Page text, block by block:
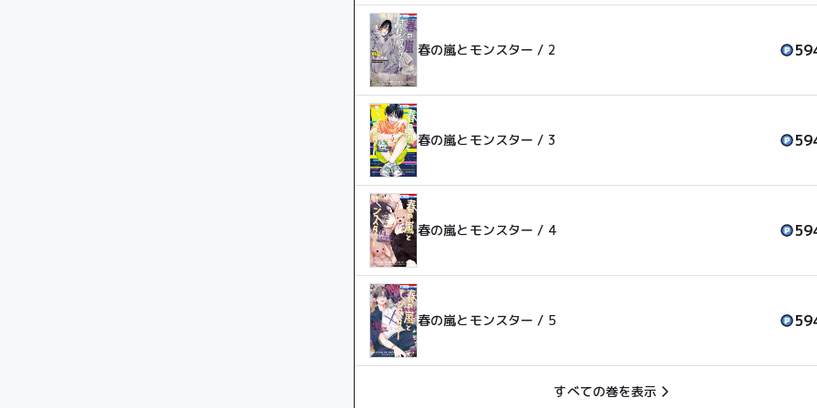
春の嵐とモンスター / 2
春の嵐とモンスター / 3
春の嵐とモンスター / 4
春の嵐とモンスター / 5
すべての巻を表示